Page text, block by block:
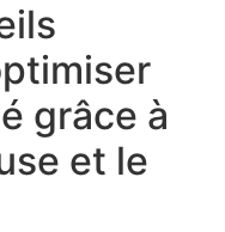
grâce à
et le